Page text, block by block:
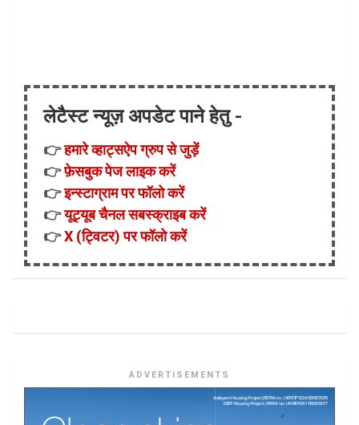
लेटैस्ट न्यूज़ अपडेट पाने हेतु -
👉हमारे व्हाट्सऐप ग्रुप से जुड़ें
👉फ़ेसबुक पेज लाइक करें
👉इन्स्टाग्राम पर फॉलो करें
👉यूट्यूब चैनल सबस्क्राइब करें
👉X (ट्विटर) पर फॉलो करें
ADVERTISEMENTS